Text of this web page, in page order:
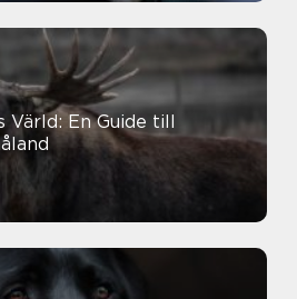
Värld: En Guide till